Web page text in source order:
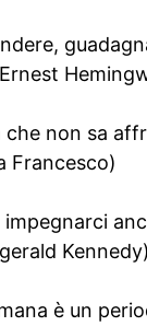
che non sa
Francesco)
Kennedy)
è un